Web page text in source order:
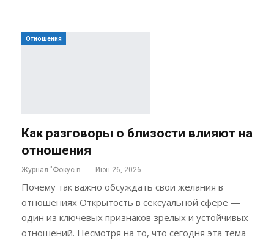
Отношения
Как разговоры о близости влияют на
отношения
Журнал "Фокус внимания" Июн 26, 2026
Почему так важно обсуждать свои желания в
отношениях Открытость в сексуальной сфере —
один из ключевых признаков зрелых и устойчивых
отношений. Несмотря на то, что сегодня эта тема